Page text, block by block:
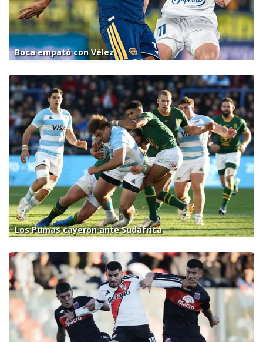
Boca empató con Vélez
Los Pumas cayeron ante Sudáfrica